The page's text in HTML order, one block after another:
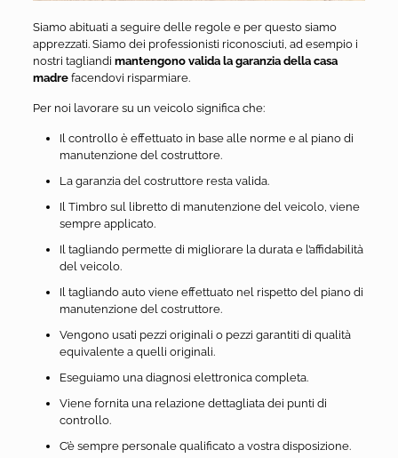
Siamo abituati a seguire delle regole e per questo siamo
apprezzati. Siamo dei professionisti riconosciuti, ad esempio i
nostri tagliandi mantengono valida la garanzia della casa
madrefacendovi risparmiare.
Per noi lavorare su un veicolo significa che:
Il controllo è effettuato in base alle norme e al piano di
manutenzione del costruttore.
La garanzia del costruttore resta valida.
Il Timbro sul libretto di manutenzione del veicolo, viene
sempre applicato.
Il tagliando permette di migliorare la durata e l’affidabilità
del veicolo.
Il tagliando auto viene effettuato nel rispetto del piano di
manutenzione del costruttore.
Vengono usati pezzi originali o pezzi garantiti di qualità
equivalente a quelli originali.
Eseguiamo una diagnosi elettronica completa.
Viene fornita una relazione dettagliata dei punti di
controllo.
C’è sempre personale qualificato a vostra disposizione.